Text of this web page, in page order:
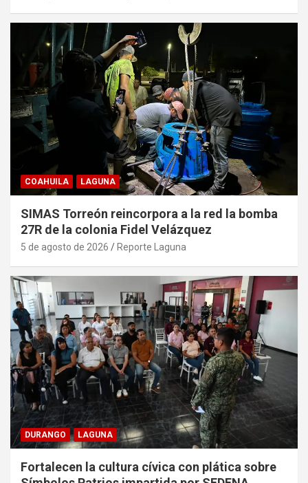
COAHUILA LAGUNA
SIMAS Torreón reincorpora a la red la bomba
27R de la colonia Fidel Velázquez
5 de agosto de 2026 Reporte Laguna
DURANGO LAGUNA
Fortalecen la cultura cívica con plática sobre